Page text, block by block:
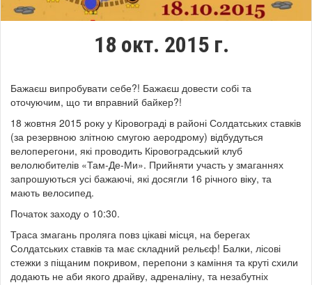
18 окт. 2015 г.
Бажаєш випробувати себе?! Бажаєш довести собі та
оточуючим, що ти вправний байкер?!
18 жовтня 2015 року у Кіровограді в районі Солдатських ставків
(за резервною злітною смугою аеродрому) відбудуться
велоперегони, які проводить Кіровоградський клуб
велолюбителів «Там-Де-Ми». Прийняти участь у змаганнях
запрошуються усі бажаючі, які досягли 16 річного віку, та
мають велосипед.
Початок заходу о 10:30.
Траса змагань проляга повз цікаві місця, на берегах
Солдатських ставків та має складний рельєф! Балки, лісові
стежки з піщаним покривом, перепони з каміння та круті схили
додають не аби якого драйву, адреналіну, та незабутніх